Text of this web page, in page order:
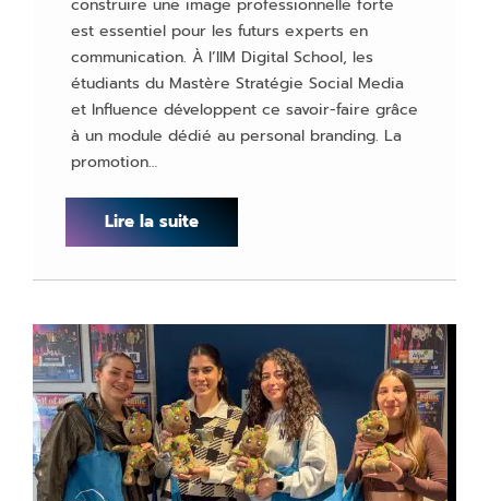
construire une image professionnelle forte
est essentiel pour les futurs experts en
communication. À l’IIM Digital School, les
étudiants du Mastère Stratégie Social Media
et Influence développent ce savoir-faire grâce
à un module dédié au personal branding. La
promotion…
Lire la suite